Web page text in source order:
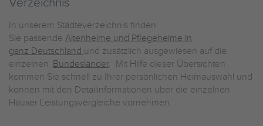
In unserem Städteverzeichnis finden
Sie passende Altenheime und Pflegeheime in
ganz Deutschland und zusätzlich ausgewiesen auf die
einzelnen Bundesländer. Mit Hilfe dieser Übersichten
kommen Sie schnell zu Ihrer persönlichen Heimauswahl und
können mit den Detailinformationen über die einzelnen
Häuser Leistungsvergleiche vornehmen.